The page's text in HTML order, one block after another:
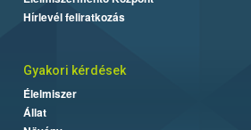
Hírlevél feliratkozás
Gyakori kérdések
Élelmiszer
Állat